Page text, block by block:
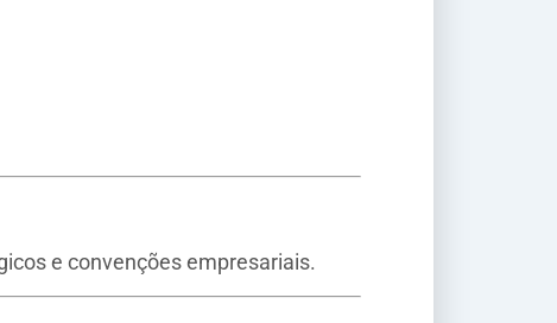
e convenções empresariais.